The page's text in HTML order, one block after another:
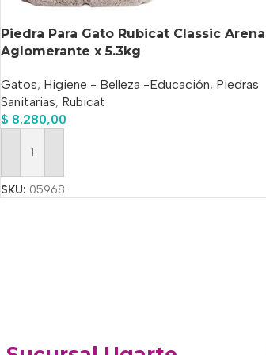
Piedra Para Gato Rubicat Classic Arena
Aglomerante x 5.3kg
Gatos, Higiene - Belleza -Educación, Piedras
Sanitarias, Rubicat
$ 8.280,00
Añadir Al Carrito
SKU: 05968